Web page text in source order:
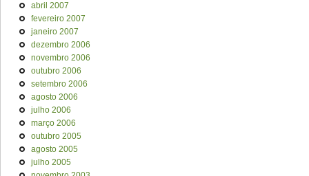
abril 2007
fevereiro 2007
janeiro 2007
dezembro 2006
novembro 2006
outubro 2006
setembro 2006
agosto 2006
julho 2006
março 2006
outubro 2005
agosto 2005
julho 2005